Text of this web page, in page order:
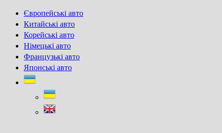
Skip
content
Європейські авто
Китайські авто
Корейські авто
Німецькі авто
Французькі авто
Японські авто